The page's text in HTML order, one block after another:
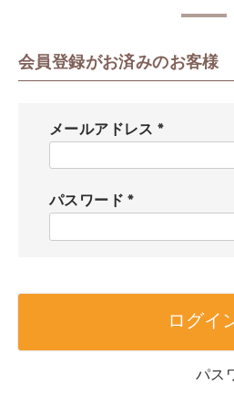
会員登録がお済みのお客様
メールアドレス
パスワード
)
ログイ
パス